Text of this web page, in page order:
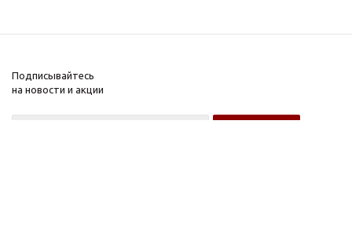
Подписывайтесь
на новости и акции